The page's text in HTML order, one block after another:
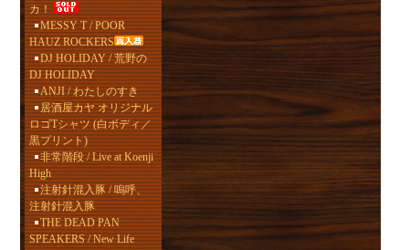
カ！
MESSY T / POOR
HAUZ ROCKERS
DJ HOLIDAY / 荒野の
DJ HOLIDAY
ANJI / わたしのすき
居酒屋カヤ オリジナル
ロゴTシャツ (白ボディ／
黒プリント)
非常階段 / Live at Koenji
High
注射針混入豚 / 嗚呼、
注射針混入豚
THE DEAD PAN
SPEAKERS / New Life